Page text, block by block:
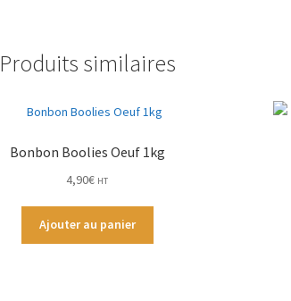
Produits similaires
Bonbon Boolies Oeuf 1kg
4,90€ HT
Ajouter au panier